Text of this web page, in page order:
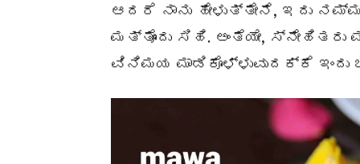
ಆದರೆ ನಾನು ಹೇಳುತ್ತೇನೆ, ಇದು
ಮತ್ತೊಂದು ಸಿಹಿ. ಅಂತೆಯೇ, ಸ್ನೇಹಿತರು
ವಿನಿಮಯ ಮಾಡಿಕೊಳ್ಳುವುದಕ್ಕೆ ಇಂದು